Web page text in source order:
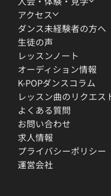
アクセス
ダンス未経験者の方へ
生徒の声
レッスンノート
オーディション情報
K-POPダンスコラム
レッスン曲のリクエス
よくある質問
お問い合わせ
求人情報
プライバシーポリシー
運営会社